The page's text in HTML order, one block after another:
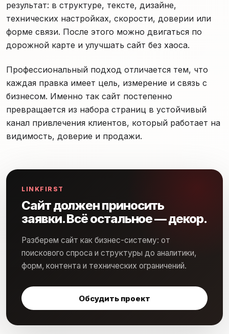
результат: в структуре, тексте, дизайне,
технических настройках, скорости, доверии или
форме связи. После этого можно двигаться по
дорожной карте и улучшать сайт без хаоса.
Профессиональный подход отличается тем, что
каждая правка имеет цель, измерение и связь с
бизнесом. Именно так сайт постепенно
превращается из набора страниц в устойчивый
канал привлечения клиентов, который работает на
видимость, доверие и продажи.
LINKFIRST
Сайт должен приносить
заявки. Всё остальное — декор.
Разберем сайт как бизнес-систему: от
поискового спроса и структуры до аналитики,
форм, контента и технических ограничений.
Обсудить проект